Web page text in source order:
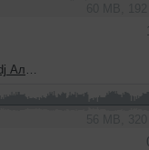
микс)